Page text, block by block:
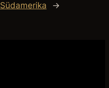
Südamerika
→